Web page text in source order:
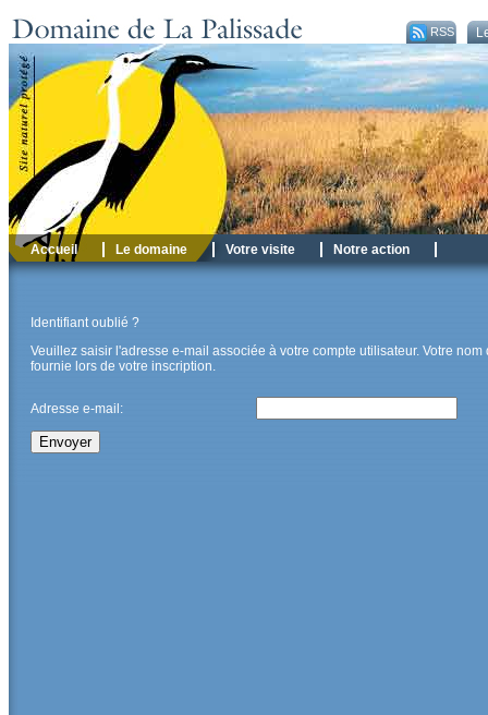
RSS
Accueil Le domaine Votre visite Notre action
Identifiant oublié ?
Veuillez saisir l'adresse e-mail associée à votre compte utilisateur. Votre
fournie lors de votre inscription.
Adresse e-mail:
Envoyer